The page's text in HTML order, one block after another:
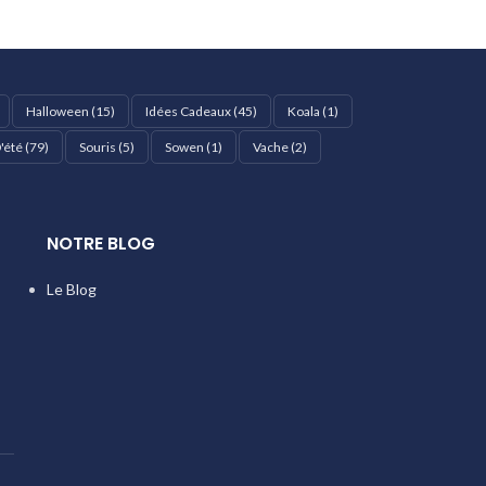
Halloween (15) Idées Cadeaux(45) Koala (1)
(79) Souris (5) Sowen (1) Vache(2)
NOTRE BLOG
Le Blog